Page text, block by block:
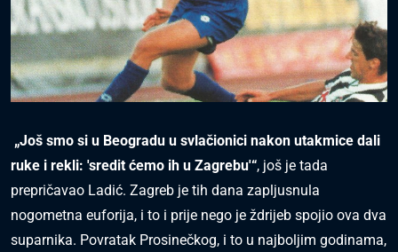
„Još smo si u Beogradu u svlačionici nakon utakmice dali
ruke i rekli: 'sredit ćemo ih u Zagrebu'“, još je tada
prepričavao Ladić. Zagreb je tih dana zapljusnula
nogometna euforija, i to i prije nego je ždrijeb spojio ova dva
suparnika. Povratak Prosinečkog, i to u najboljim godinama,